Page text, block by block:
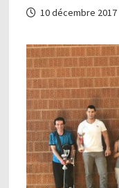
10 décembre 2017